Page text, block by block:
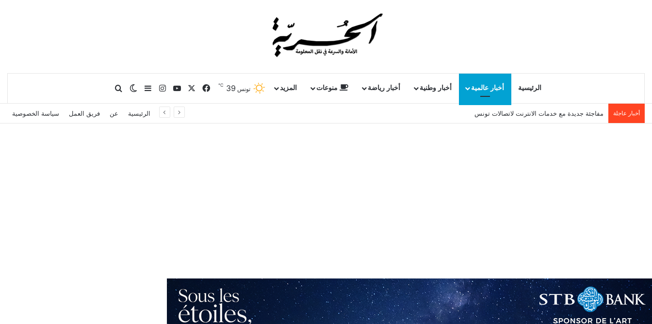
الرئيسية أخبار عالمية أخبار وطنية أخبار رياضة منوعات المزيد تونس 39
℃ فيسبوك يوتيوبانستقرامإضافة عمود جانبي
الوضع المظلم
بحث عن
أخبار عاجلة مفاجئة جديدة مع خدمات الانترنت لاتصالات تونس الرئيسية عن فريق العمل سياسة الخصوصية